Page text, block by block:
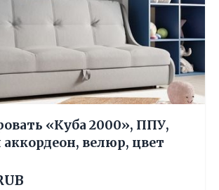
«Куба 2000», ППУ,
велюр, цвет